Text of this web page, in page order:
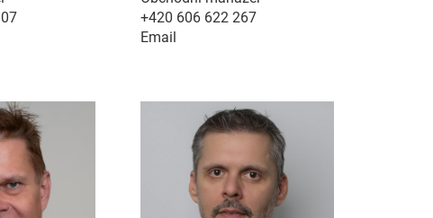
+420 606 622 267
Email